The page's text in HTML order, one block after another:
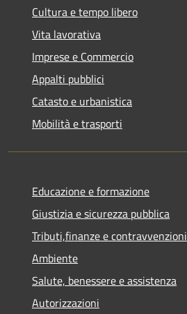
Cultura e tempo libero
Vita lavorativa
Imprese e Commercio
Appalti pubblici
Catasto e urbanistica
Mobilità e trasporti
Educazione e formazione
Giustizia e sicurezza pubblica
Tributi,finanze e contravvenzioni
Ambiente
Salute, benessere e assistenza
Autorizzazioni